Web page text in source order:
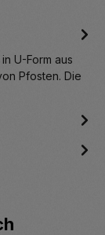
U-Form aus
Pfosten. Die